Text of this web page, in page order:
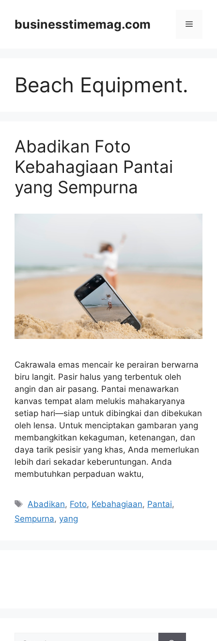
contentbusinesstimemag.com Menu
Beach Equipment.
Abadikan Foto
Kebahagiaan Pantai
yang Sempurna
Cakrawala emas mencair ke perairan berwarna
biru langit. Pasir halus yang terbentuk oleh
angin dan air pasang. Pantai menawarkan
kanvas tempat alam melukis mahakaryanya
setiap hari—siap untuk dibingkai dan dibekukan
oleh lensa. Untuk menciptakan gambaran yang
membangkitkan kekaguman, ketenangan, dan
daya tarik pesisir yang khas, Anda memerlukan
lebih dari sekadar keberuntungan. Anda
membutuhkan perpaduan waktu,
Tags
Abadikan, Foto, Kebahagiaan, Pantai,
Sempurna, yang